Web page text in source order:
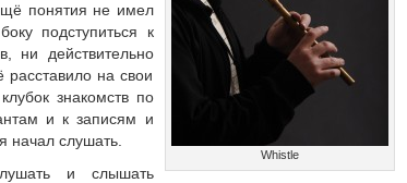
Whistle
понятия не имел
подступиться к
ни действительно
на свои
знакомств по
и к записям и
начал слушать.
и слышать